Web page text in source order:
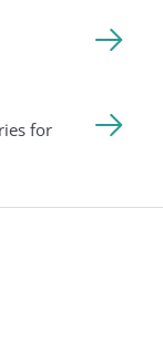
for